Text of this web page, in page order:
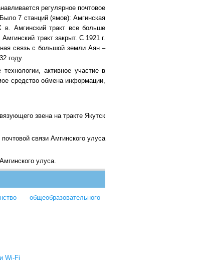
регулярное почтовое
7 станций (ямов): Амгинская
Амгинский тракт все больше
тракт закрыт. С 1921 г.
связь с большой земли Аян –
году.
активное участие в
средство обмена информации,
звена на тракте Якутск
связи Амгинского улуса
улуса.
общеобразовательного
Wi-Fi